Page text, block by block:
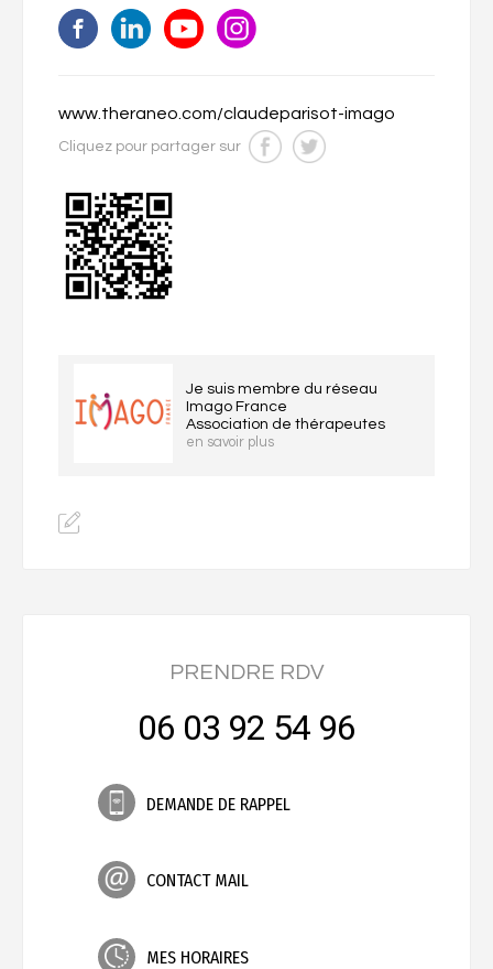
www.theraneo.com/claudeparisot-imago
Cliquez pour partager sur
Je suis membre du réseau
Imago France
Association de thérapeutes
en savoir plus
PRENDRE RDV
06 03 92 54 96
DEMANDE DE RAPPEL
CONTACT MAIL
MES HORAIRES